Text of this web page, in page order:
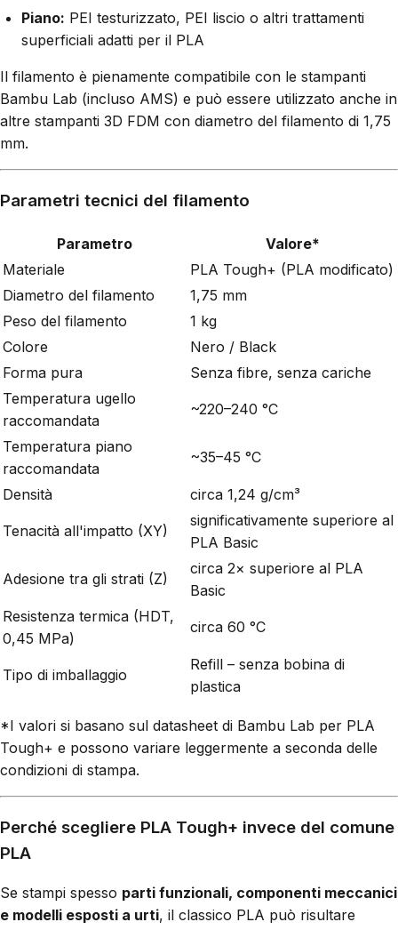
Piano: PEI testurizzato, PEI liscio o altri trattamenti
superficiali adatti per il PLA
Il filamento è pienamente compatibile con le stampanti
Bambu Lab (incluso AMS) e può essere utilizzato anche in
altre stampanti 3D FDM con diametro del filamento di 1,75
mm.
Parametri tecnici del filamento
Parametro
Valore*
Materiale
PLA Tough+ (PLA modificato)
Diametro del filamento
1,75 mm
Peso del filamento
1 kg
Colore
Nero / Black
Forma pura
Senza fibre, senza cariche
Temperatura ugello
raccomandata
~220–240 °C
Temperatura piano
raccomandata
~35–45 °C
Densità circa 1,24 g/cm³
Tenacità all'impatto (XY)
significativamente superiore al
PLA Basic
Adesione tra gli strati (Z)
circa 2× superiore al PLA
Basic
Resistenza termica (HDT,
0,45 MPa)
circa 60 °C
Tipo di imballaggio
Refill – senza bobina di
plastica
*I valori si basano sul datasheet di Bambu Lab per PLA
Tough+ e possono variare leggermente a seconda delle
condizioni di stampa.
Perché scegliere PLA Tough+ invece del comune
PLA
Se stampi spesso parti funzionali, componenti meccanici
e modelli esposti a urti, il classico PLA può risultare